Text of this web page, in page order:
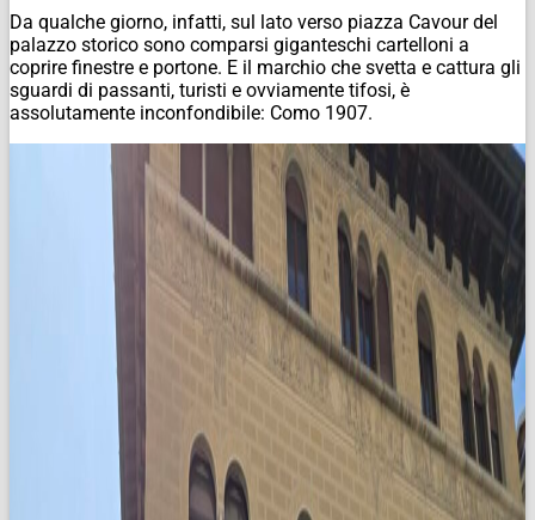
Da qualche giorno, infatti, sul lato verso piazza Cavour del
palazzo storico sono comparsi giganteschi cartelloni a
coprire finestre e portone. E il marchio che svetta e cattura gli
sguardi di passanti, turisti e ovviamente tifosi, è
assolutamente inconfondibile: Como 1907.